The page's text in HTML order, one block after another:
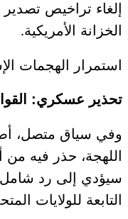
إلغاء تراخيص
الخزانة الأمريكية.
استمرار الهجمات
تحذير عسكري:
وفي سياق متصل،
اللهجة، حذر فيه من
سيؤدي إلى رد شامل
التابعة للولايات